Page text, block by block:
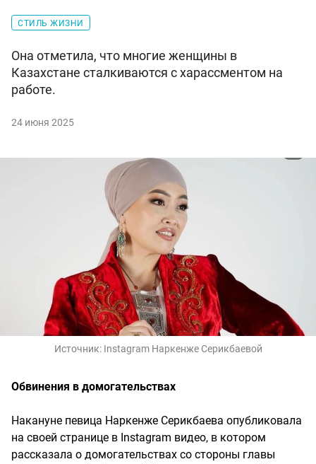
СТИЛЬ ЖИЗНИ
Она отметила, что многие женщины в
Казахстане сталкиваются с харассментом на
работе.
24 июня 2025
Источник: Instagram Наркенже Серикбаевой
Обвинения в домогательствах
Накануне певица Наркенже Серикбаева опубликовала
на своей странице в Instagram видео, в котором
рассказала о домогательствах со стороны главы